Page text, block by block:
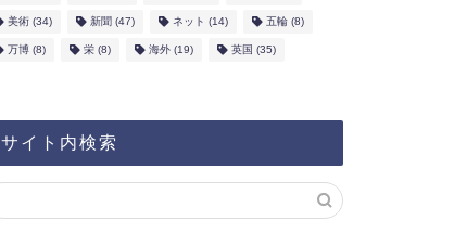
美術(34) 新聞 (47) ネット (14) 五輪(8)
万博(8) 栄(8) 海外(19) 英国 (35)
サイト内検索